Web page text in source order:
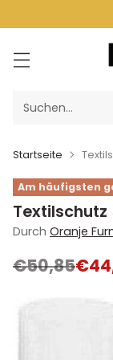
Suchen…
Startseite
Am häufigsten
Durch Oranje
Normaler
Preis
€50,85